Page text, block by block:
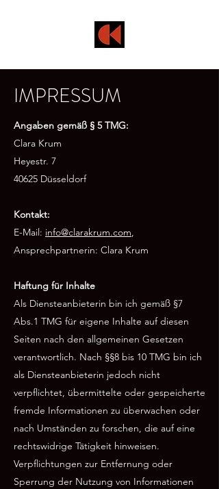
IMPRESSUM
Angaben gemäß § 5 TMG:
Clara Krum
Heyestr. 7
40625 Düsseldorf
Kontakt:
E-Mail: info@clarakrum.com
Ansprechpartnerin: Clara Krum
Haftung für Inhalte
Als Diensteanbieterin bin ich gemäß §7
Abs.1 TMG für eigene Inhalte auf diesen
Seiten nach den allgemeinen Gesetzen
verantwortlich. Nach §§8 bis 10 TMG bin ich
als Diensteanbieterin jedoch nicht
verpflichtet, übermittelte oder gespeicherte
fremde Informationen zu überwachen oder
nach Umständen zu forschen, die auf eine
rechtswidrige Tätigkeit hinweisen.
Verpflichtungen zur Entfernung oder
Sperrung der Nutzung von Informationen